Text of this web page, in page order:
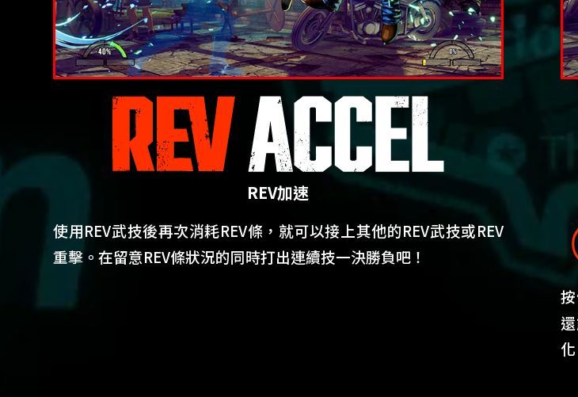
REV加速
使用REV武技後再次消耗REV條，就可以接上其他的REV武技或REV
重擊。在留意REV條狀況的同時打出連續技一決勝負吧！
化